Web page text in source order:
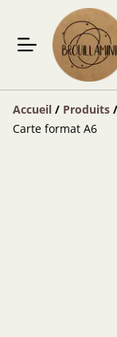
Accueil / Produits /
Carte format A6